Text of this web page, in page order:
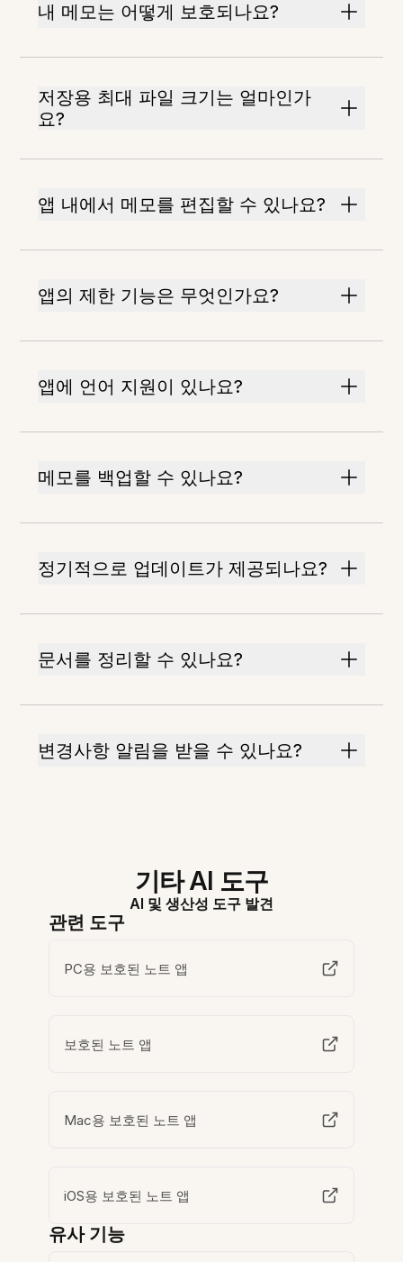
내 메모는 어떻게 보호되나요?
저장용 최대 파일 크기는 얼마인가
요?
앱 내에서 메모를 편집할 수 있나요?
앱의 제한 기능은 무엇인가요?
앱에 언어 지원이 있나요?
메모를 백업할 수 있나요?
정기적으로 업데이트가 제공되나요?
문서를 정리할 수 있나요?
변경사항 알림을 받을 수 있나요?
기타 AI 도구
AI 및 생산성 도구 발견
관련 도구
PC용 보호된 노트 앱
보호된 노트 앱
Mac용 보호된 노트 앱
iOS용 보호된 노트 앱
유사 기능